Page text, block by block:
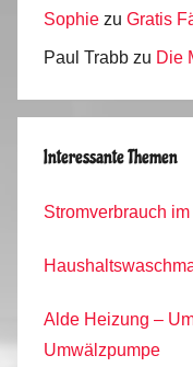
Sophie zu Gratis
Paul Trabb zu Die
Interessante Themen
Stromverbrauch im
Alde Heizung –
Umwälzpumpe